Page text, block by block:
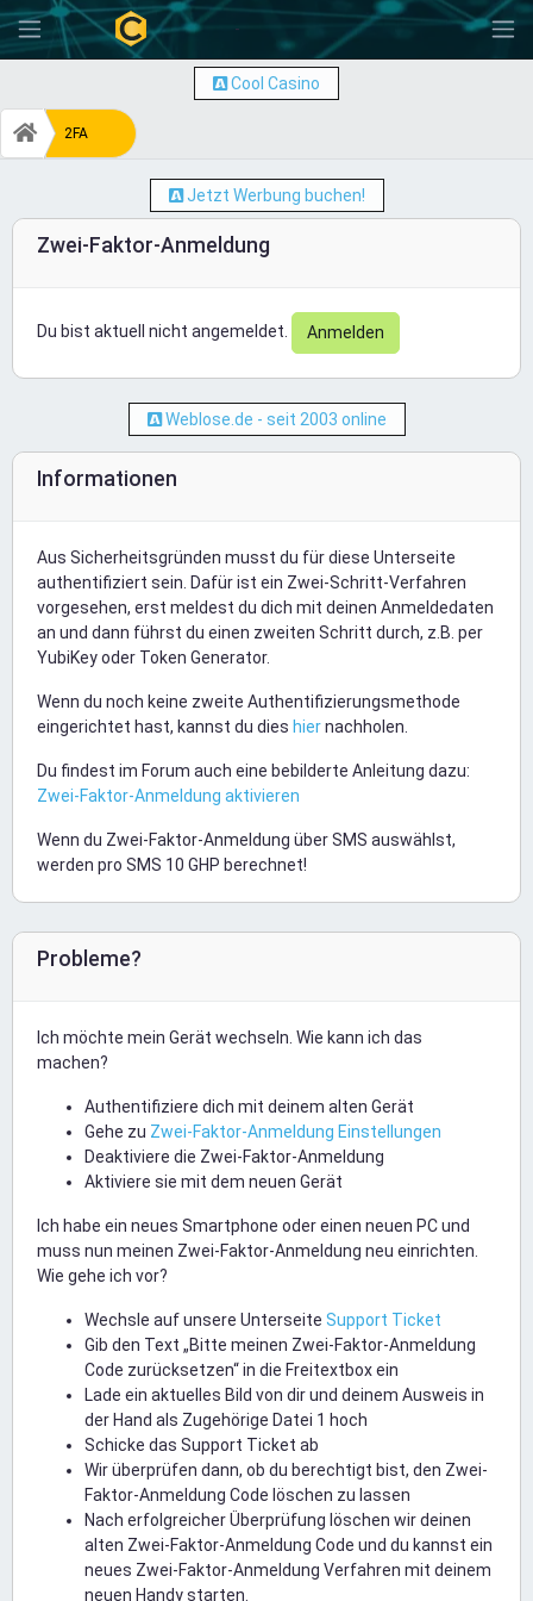
-
Cool Casino
2FA
Jetzt Werbung buchen!
Zwei-Faktor-Anmeldung
Du bist aktuell nicht angemeldet. Anmelden
Weblose.de - seit 2003 online
Informationen
Aus Sicherheitsgründen musst du für diese Unterseite
authentifiziert sein. Dafür ist ein Zwei-Schritt-Verfahren
vorgesehen, erst meldest du dich mit deinen Anmeldedaten
an und dann führst du einen zweiten Schritt durch, z.B. per
YubiKey oder Token Generator.
Wenn du noch keine zweite Authentifizierungsmethode
eingerichtet hast, kannst du dies hiernachholen.
Du findest im Forum auch eine bebilderte Anleitung dazu:
Zwei-Faktor-Anmeldung aktivieren
Wenn du Zwei-Faktor-Anmeldung über SMS auswählst,
werden pro SMS 10 GHP berechnet!
Probleme?
Ich möchte mein Gerät wechseln. Wie kann ich das
machen?
Authentifiziere dich mit deinem alten Gerät
Gehe zu Zwei-Faktor-Anmeldung Einstellungen
Deaktiviere die Zwei-Faktor-Anmeldung
Aktiviere sie mit dem neuen Gerät
Ich habe ein neues Smartphone oder einen neuen PC und
muss nun meinen Zwei-Faktor-Anmeldung neu einrichten.
Wie gehe ich vor?
Wechsle auf unsere Unterseite Support Ticket
Gib den Text „Bitte meinen Zwei-Faktor-Anmeldung
Code zurücksetzen“ in die Freitextbox ein
Lade ein aktuelles Bild von dir und deinem Ausweis in
der Hand als Zugehörige Datei 1 hoch
Schicke das Support Ticket ab
Wir überprüfen dann, ob du berechtigt bist, den Zwei-
Faktor-Anmeldung Code löschen zu lassen
Nach erfolgreicher Überprüfung löschen wir deinen
alten Zwei-Faktor-Anmeldung Code und du kannst ein
neues Zwei-Faktor-Anmeldung Verfahren mit deinem
neuen Handy starten.